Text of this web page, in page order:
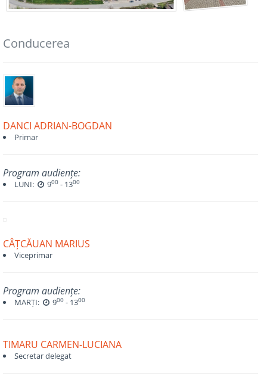
Conducerea
DANCI ADRIAN-BOGDAN
Primar
Program audiențe:
LUNI: 900 - 1300
CÂȚCĂUAN MARIUS
Viceprimar
Program audiențe:
MARȚI: 900 - 1300
TIMARU CARMEN-LUCIANA
Secretar delegat